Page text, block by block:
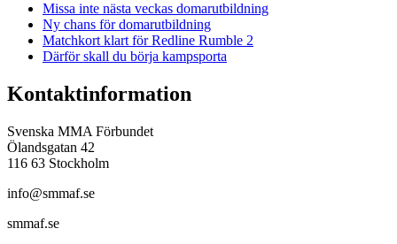
Missa inte nästa veckas domarutbildning
Ny chans för domarutbildning
Matchkort klart för Redline Rumble 2
Därför skall du börja kampsporta
Kontaktinformation
Svenska MMA Förbundet
Ölandsgatan 42
116 63 Stockholm
info@smmaf.se
smmaf.se